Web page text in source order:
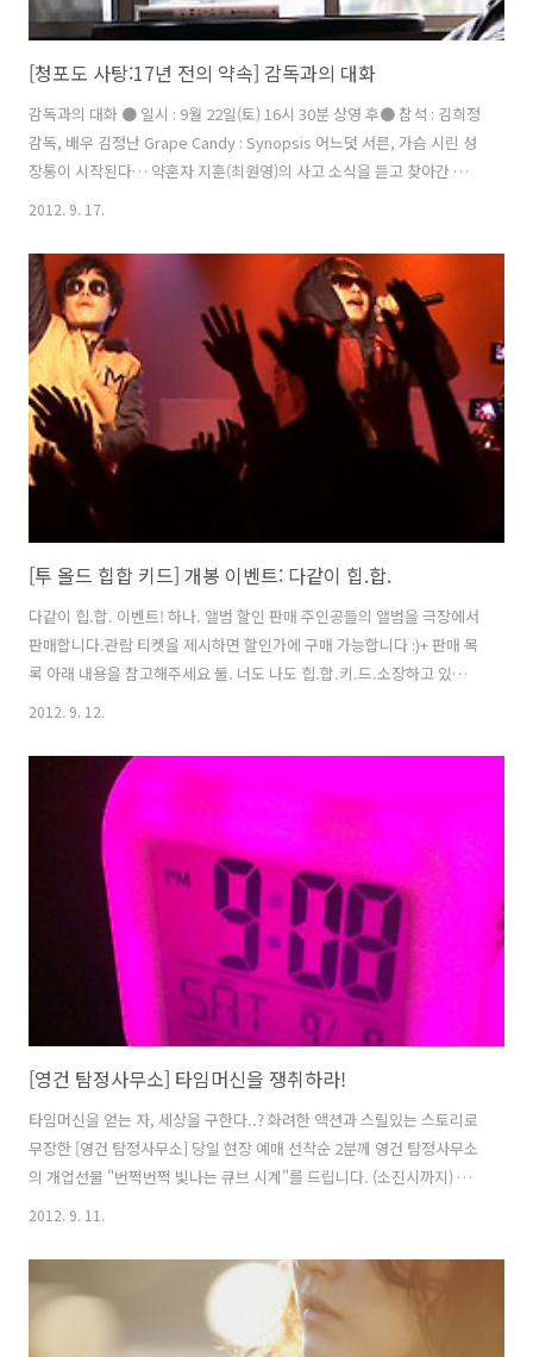
[청포도 사탕:17년 전의 약속] 감독과의 대화
감독과의 대화 ● 일시 : 9월 22일(토) 16시 30분 상영 후● 참석 : 김희정
감독, 배우 김정난 Grape Candy : Synopsis 어느덧 서른, 가슴 시린 성
장통이 시작된다… 약혼자 지훈(최원영)의 사고 소식을 듣고 찾아간 병
원에서 중학교 동창인 소라(박지윤)와 재회하게 된 선주(박진희). 지훈의
수 없는 불안감에 휩싸인다. 지훈과 소라가 함께 가기로 한 출장에 지훈
을 따돌리고 합류한 선주는 그 곳에서 어린 시절 그들의 친구였던 여은의
언니 정은(김정난)을 만나게 된다. 돌아오는 길에 일어난 갑작스런 사고
로 어쩔 수 없이 정은의 집에 머무르게 된 그날 밤, 그녀들은 잊혀졌던 기
억과 마주하게 되는데… Director’s ..
2012. 9. 17.
[투 올드 힙합 키드] 개봉 이벤트: 다같이 힙.합.
다같이 힙.합. 이벤트! 하나. 앨범 할인 판매 주인공들의 앨범을 극장에서
판매합니다.관람 티켓을 제시하면 할인가에 구매 가능합니다 :)+ 판매 목
록 아래 내용을 참고해주세요 둘. 너도 나도 힙.합.키.드.소장하고 있는
주인공들의 앨범을 가지고 오시면 관람료 1,000원 할인 혜택을 드립니
트위터에 짧은 관람평을 남겨주세요.(#인디스페이스 #투올드힙합키드)
추첨을 통해 인디스페이스 초대권(1인 2매)을 드립니다. 판매 앨범 소개
Artist 01. JJK 10년이 넘도록 역사를 이어 온 ADV (앙드레빌) 크루의 리
더. 특유의 직설적인 가사와 라임으로 골수 팬을 지니고 있으며, 영화 속
에 까메오로 등장하는 ‘바스코’는 “타협하지 않고..
2012. 9. 12.
[영건 탐정사무소] 타임머신을 쟁취하라!
타임머신을 얻는 자, 세상을 구한다..? 화려한 액션과 스릴있는 스토리로
무장한 [영건 탐정사무소] 당일 현장 예매 선착순 2분께 영건 탐정사무소
의 개업선물 "번쩍번쩍 빛나는 큐브 시계"를 드립니다. (소진시까지) 타
임머신 쟁취를 위해! 서두르세요 :D
2012. 9. 11.